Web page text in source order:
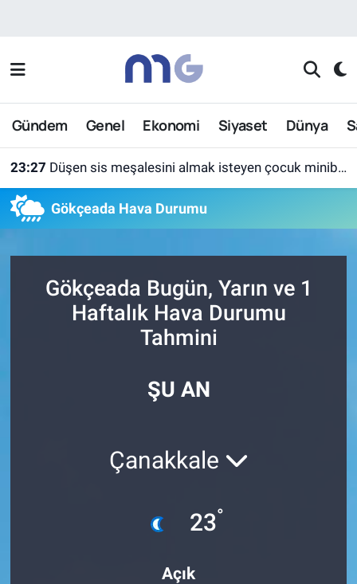
Gündem Genel Ekonomi Siyaset Dünya
23:27 Düşen sis meşalesini almak isteyen çocuk minibüsün altında kaldı
Gökçeada Hava Durumu
Gökçeada Bugün, Yarın ve 1
Haftalık Hava Durumu
Tahmini
ŞU AN
Çanakkale
23°
Açık
Nöbetçi Eczaneler
Hava Durumu
Son Dakika Haberleri